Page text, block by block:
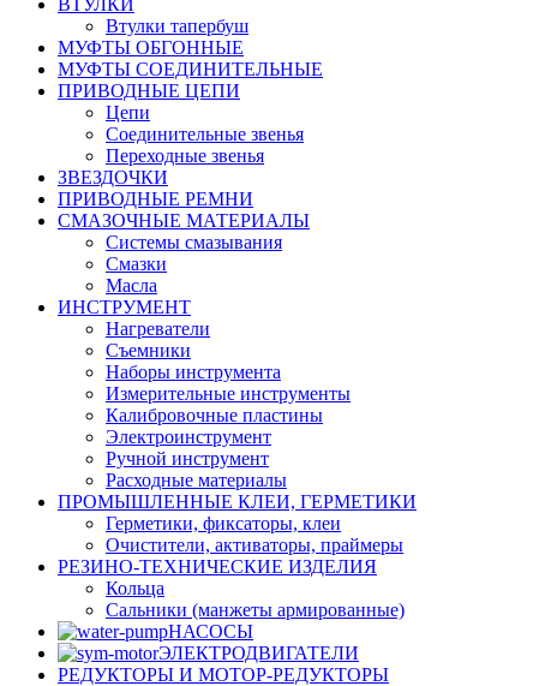
ВТУЛКИ
Втулки тапербуш
МУФТЫ ОБГОННЫЕ
МУФТЫ СОЕДИНИТЕЛЬНЫЕ
ПРИВОДНЫЕ ЦЕПИ
Цепи
Соединительные звенья
Переходные звенья
ЗВЕЗДОЧКИ
ПРИВОДНЫЕ РЕМНИ
СМАЗОЧНЫЕ МАТЕРИАЛЫ
Системы смазывания
Смазки
Масла
ИНСТРУМЕНТ
Нагреватели
Съемники
Наборы инструмента
Измерительные инструменты
Калибровочные пластины
Электроинструмент
Ручной инструмент
Расходные материалы
ПРОМЫШЛЕННЫЕ КЛЕИ, ГЕРМЕТИКИ
Герметики, фиксаторы, клеи
Очистители, активаторы, праймеры
РЕЗИНО-ТЕХНИЧЕСКИЕ ИЗДЕЛИЯ
Кольца
Сальники (манжеты армированные)
НАСОСЫ
ЭЛЕКТРОДВИГАТЕЛИ
РЕДУКТОРЫ И МОТОР-РЕДУКТОРЫ